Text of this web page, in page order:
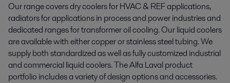
Our range covers dry coolers for HVAC & REF applications,
radiators for applications in process and power industries and
dedicated ranges for transformer oil cooling. Our liquid coolers
are available with either copper or stainless steel tubing. We
supply both standardized as well as fully customized industrial
and commercial liquid coolers. The Alfa Laval product
portfolio includes a variety of design options and accessories.